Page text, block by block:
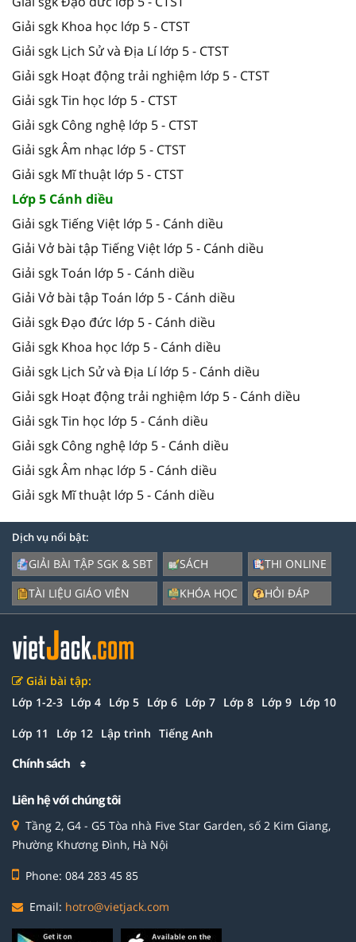
Giải sgk Khoa học lớp 5 - CTST
Giải sgk Lịch Sử và Địa Lí lớp 5 - CTST
Giải sgk Hoạt động trải nghiệm lớp 5 - CTST
Giải sgk Tin học lớp 5 - CTST
Giải sgk Công nghệ lớp 5 - CTST
Giải sgk Âm nhạc lớp 5 - CTST
Giải sgk Mĩ thuật lớp 5 - CTST
Lớp 5 Cánh diều
Giải sgk Tiếng Việt lớp 5 - Cánh diều
Giải Vở bài tập Tiếng Việt lớp 5 - Cánh diều
Giải sgk Toán lớp 5 - Cánh diều
Giải Vở bài tập Toán lớp 5 - Cánh diều
Giải sgk Đạo đức lớp 5 - Cánh diều
Giải sgk Khoa học lớp 5 - Cánh diều
Giải sgk Lịch Sử và Địa Lí lớp 5 - Cánh diều
Giải sgk Hoạt động trải nghiệm lớp 5 - Cánh diều
Giải sgk Tin học lớp 5 - Cánh diều
Giải sgk Công nghệ lớp 5 - Cánh diều
Giải sgk Âm nhạc lớp 5 - Cánh diều
Giải sgk Mĩ thuật lớp 5 - Cánh diều
Dịch vụ nổi bật:
GIẢI BÀI TẬP SGK & SBT
TÀI LIỆU GIÁO VIÊN
SÁCH
KHÓA HỌC
THI ONLINE
HỎI ĐÁP
Giải bài tập:
Lớp 1-2-3 Lớp 4 Lớp 5 Lớp 6 Lớp 7 Lớp 8 Lớp 9 Lớp 10
Lớp 11 Lớp 12 Lập trình Tiếng Anh
Chính sách
Liên hệ với chúng tôi
Tầng 2, G4 - G5 Tòa nhà Five Star Garden, số 2 Kim Giang,
Phường Khương Đình, Hà Nội
Phone: 084 283 45 85
Email: hotro@vietjack.com